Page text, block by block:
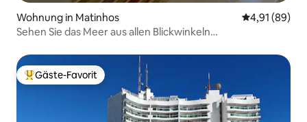
Wohnung in Matinhos
4,91 (89)
Sehen Sie das Meer aus allen Blickwinkeln…
Beliebter Gäste-Favorit.
Gäste-Favorit